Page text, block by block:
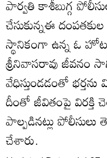
పార్వతి కాశీబుగ్గ
చేసుకున్నఈ
స్థానికంగా ఉన్న ఓ
శ్రీనివాసరావు జీవనం
వేధిస్తుండడంతో
దీంతో జీవితంపై విరక్తి
పాల్పడినట్లు
చేశారు.